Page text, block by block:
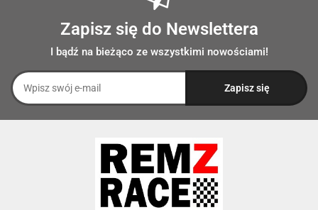
Zapisz się do Newslettera
I bądź na bieżąco ze wszystkimi nowościami!